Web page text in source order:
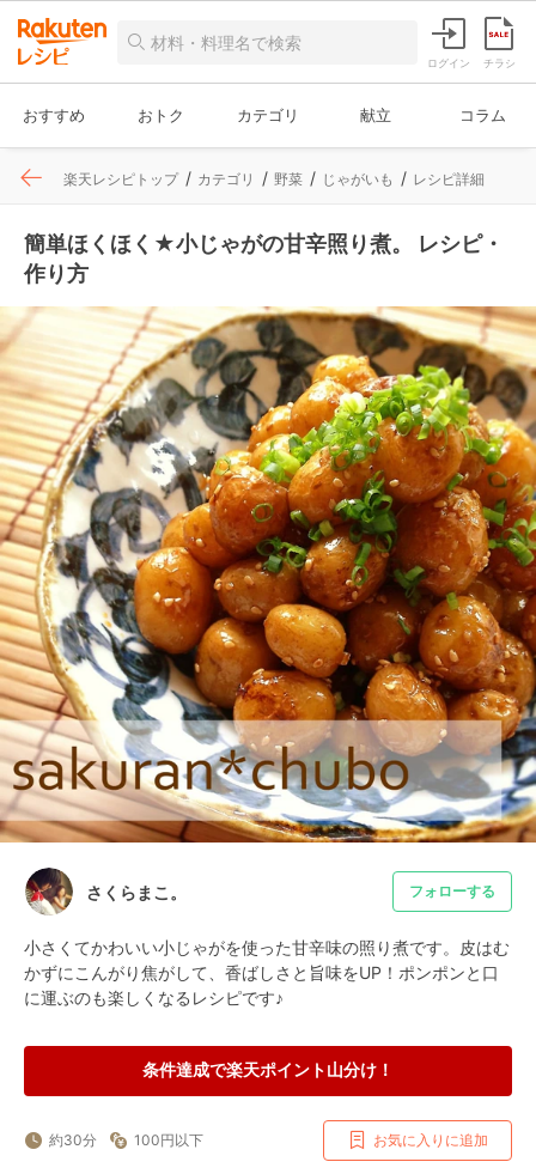
ログイン チラシ
おすすめ おトク カテゴリ 献立 コラム
楽天レシピトップ カテゴリ 野菜 じゃがいも レシピ詳細
簡単ほくほく★小じゃがの甘辛照り煮。 レシピ・
作り方
さくらまこ。 フォローする
小さくてかわいい小じゃがを使った甘辛味の照り煮です。皮はむ
かずにこんがり焦がして、香ばしさと旨味をUP！ポンポンと口
に運ぶのも楽しくなるレシピです♪
条件達成で楽天ポイント山分け！
約30分 100円以下 お気に入りに追加